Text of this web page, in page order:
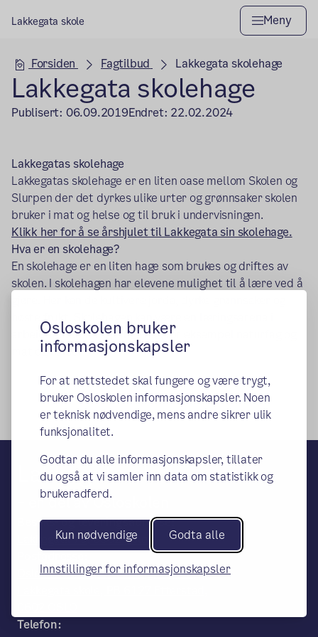
Osloskolen bruker
informasjonskapsler
For at nettstedet skal fungere og være trygt,
bruker Osloskolen informasjonskapsler. Noen
er teknisk nødvendige, mens andre sikrer ulik
funksjonalitet.
Godtar du alle informasjonskapsler, tillater
du også at vi samler inn data om statistikk og
brukeradferd.
Kun nødvendige Godta alle
Innstillinger for informasjonskapsler
Lakkegata skole Meny
Hovedseksjon
Forsiden Fagtilbud Lakkegata skolehage
Lakkegata skolehage
Publisert: 06.09.2019Endret: 22.02.2024
Lakkegatas skolehage
Lakkegatas skolehage er en liten oase mellom Skolen og
Slurpen der det dyrkes ulike urter og grønnsaker skolen
bruker i mat og helse og til bruk i undervisningen.
Klikk her for å se årshjulet til Lakkegata sin skolehage.
Hva er en skolehage?
En skolehage er en liten hage som brukes og driftes av
skolen. I skolehagen har elevene mulighet til å lære ved å
høste frukt. Skolehagen kan være en læringsarena i
arbeidet med forskjellige fag, for eksempel naturfag og
mat og helse.
Lakkegata skole
– en del av Osloskolen
Besøks- og leveringsadresse:
Lakkegata 79, 0562 Oslo
Oslo kommune, Utdanningsetaten,
Telefon: